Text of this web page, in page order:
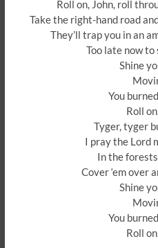
Roll on, John, roll
Take the right-hand road
They’ll trap you in an
Too late now to
Shine
You
Roll
Tyger, tyger
I pray the Lord
In the
Cover ‘em over
Shine
You
Roll